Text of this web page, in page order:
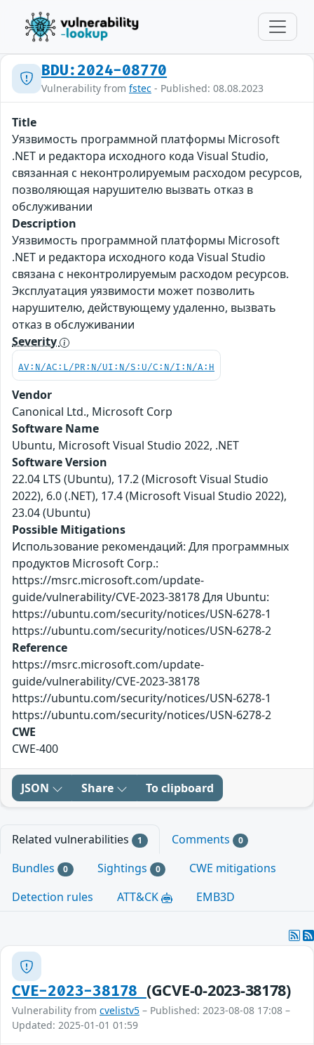
BDU:2024-08770
Vulnerability from fstec - Published: 08.08.2023
Title
Уязвимость программной платформы Microsoft
.NET и редактора исходного кода Visual Studio,
связанная с неконтролируемым расходом ресурсов,
позволяющая нарушителю вызвать отказ в
обслуживании
Description
Уязвимость программной платформы Microsoft
.NET и редактора исходного кода Visual Studio
связана с неконтролируемым расходом ресурсов.
Эксплуатация уязвимости может позволить
нарушителю, действующему удаленно, вызвать
отказ в обслуживании
Severity
AV:N/AC:L/PR:N/UI:N/S:U/C:N/I:N/A:H
Vendor
Canonical Ltd., Microsoft Corp
Software Name
Ubuntu, Microsoft Visual Studio 2022, .NET
Software Version
22.04 LTS (Ubuntu), 17.2 (Microsoft Visual Studio
2022), 6.0 (.NET), 17.4 (Microsoft Visual Studio 2022),
23.04 (Ubuntu)
Possible Mitigations
Использование рекомендаций: Для программных
продуктов Microsoft Corp.:
https://msrc.microsoft.com/update-
guide/vulnerability/CVE-2023-38178 Для Ubuntu:
https://ubuntu.com/security/notices/USN-6278-1
https://ubuntu.com/security/notices/USN-6278-2
Reference
https://msrc.microsoft.com/update-
guide/vulnerability/CVE-2023-38178
https://ubuntu.com/security/notices/USN-6278-1
https://ubuntu.com/security/notices/USN-6278-2
CWE
CWE-400
JSON Share To clipboard
Related vulnerabilities 1 Comments 0
Bundles 0 Sightings 0
CWE mitigations
Detection rules
ATT&CK EMB3D
CVE-2023-38178 (GCVE-0-2023-38178)
Vulnerability from cvelistv5 – Published: 2023-08-08 17:08 –
Updated: 2025-01-01 01:59